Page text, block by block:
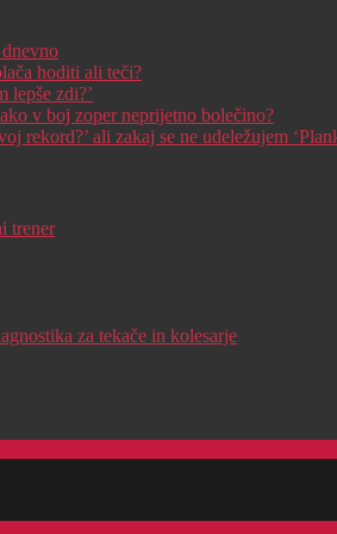
hoditi ali teči?
lepše zdi?’
v boj zoper neprijetno bolečino?
rekord?’ ali zakaj se ne udeležujem
trener
za tekače in kolesarje